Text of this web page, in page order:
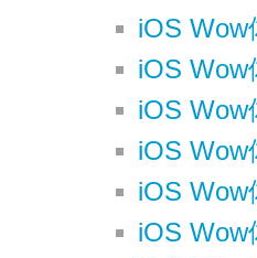
iOS Wow
iOS Wow
iOS Wow
iOS Wow
iOS Wow
iOS Wow